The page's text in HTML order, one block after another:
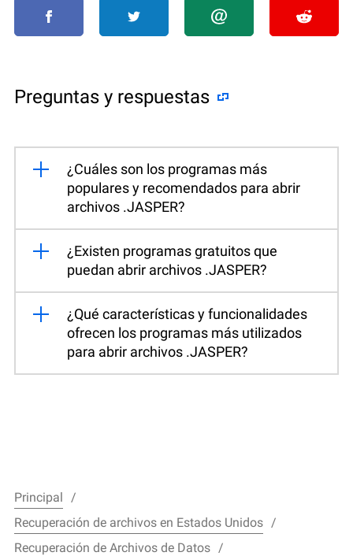
Preguntas y respuestas
¿Cuáles son los programas más
populares y recomendados para abrir
archivos .JASPER?
¿Existen programas gratuitos que
puedan abrir archivos .JASPER?
¿Qué características y funcionalidades
ofrecen los programas más utilizados
para abrir archivos .JASPER?
Principal
Recuperación de archivos en Estados Unidos
Recuperación de Archivos de Datos